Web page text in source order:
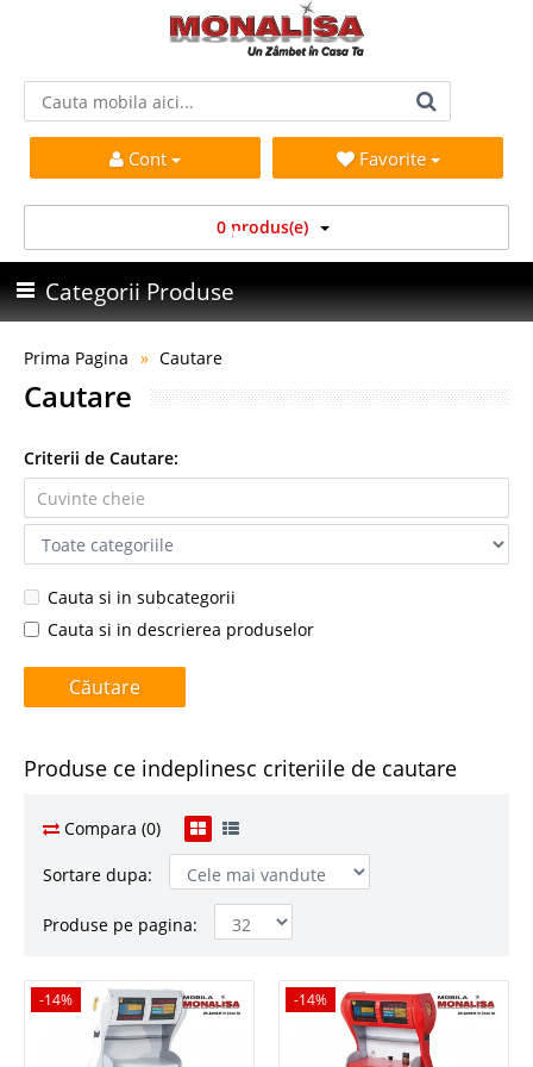
Cont Favorite
0 produs(e)
Categorii Produse
Prima Pagina Cautare
Cautare
Criterii de Cautare:
Cauta si in subcategorii
Cauta si in descrierea produselor
Produse ce indeplinesc criteriile de cautare
Compara (0)
Sortare dupa:
Produse pe pagina:
-14%
-14% -14%